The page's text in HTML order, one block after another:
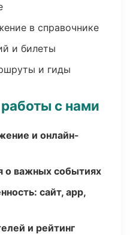
в справочнике
и билеты
и гиды
с нами
и онлайн-
о важных событиях
сайт, app,
и рейтинг